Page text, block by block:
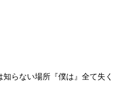
らない場所『僕は』全て失く